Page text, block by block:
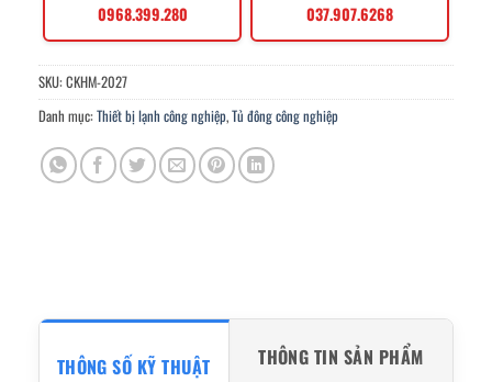
0968.399.280 037.907.6268
SKU: CKHM-2027
Danh mục: Thiết bị lạnh công nghiệp,Tủ đông công nghiệp
THÔNG SỐ KỸ THUẬT THÔNG TIN SẢN PHẨM